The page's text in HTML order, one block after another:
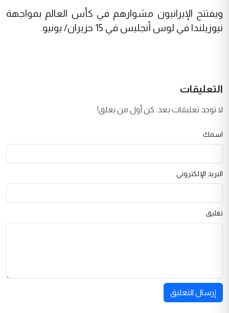
ويفتتح الإيرانيون مشوارهم في كأس العالم بمواجهة
نيوزيلندا في لوس أنجليس في 15 حزيران/ يونيو.
التعليقات
لا توجد تعليقات بعد. كن أول من يعلق!
اسمك
البريد الإلكتروني
تعليق
إرسال التعليق